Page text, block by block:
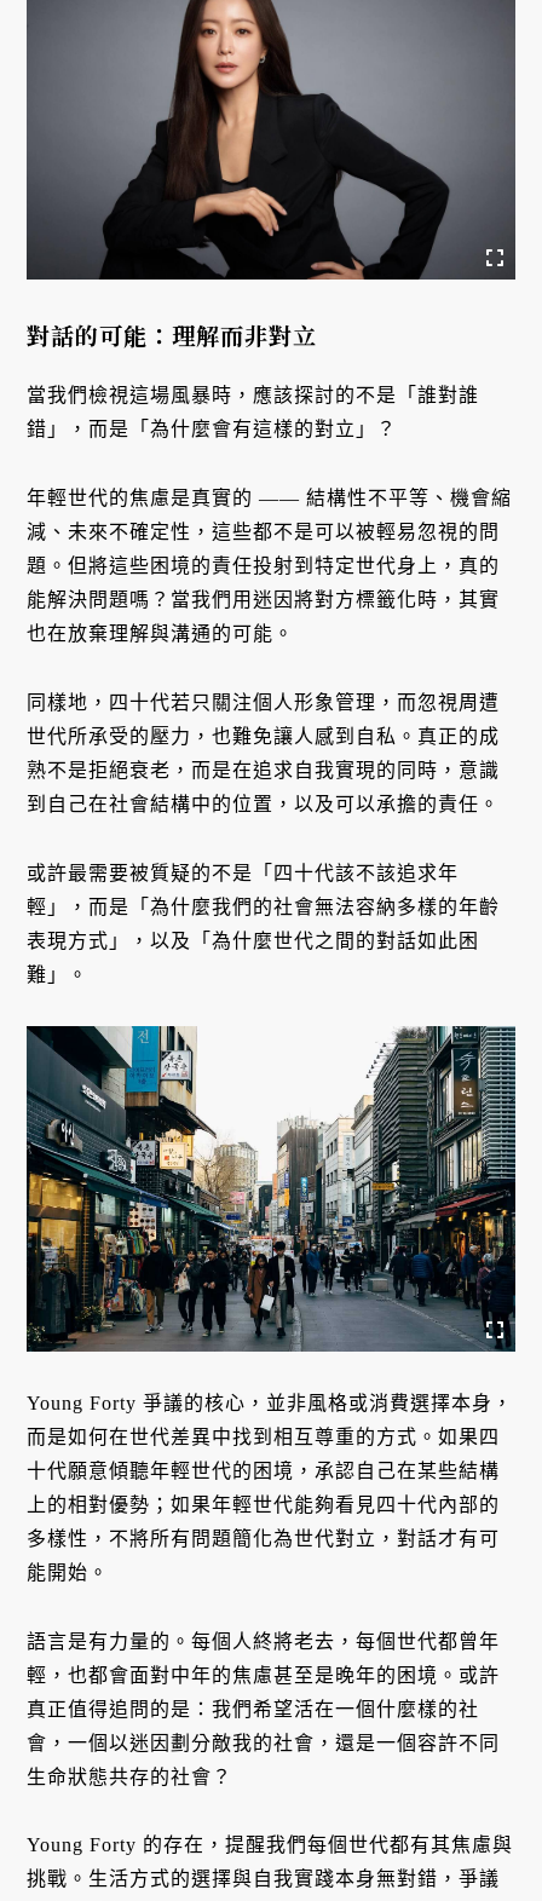
對話的可能：理解而非對立
當我們檢視這場風暴時，應該探討的不是「誰對誰
錯」，而是「為什麼會有這樣的對立」？
年輕世代的焦慮是真實的 —— 結構性不平等、機會縮
減、未來不確定性，這些都不是可以被輕易忽視的問
題。但將這些困境的責任投射到特定世代身上，真的
能解決問題嗎？當我們用迷因將對方標籤化時，其實
也在放棄理解與溝通的可能。
同樣地，四十代若只關注個人形象管理，而忽視周遭
世代所承受的壓力，也難免讓人感到自私。真正的成
熟不是拒絕衰老，而是在追求自我實現的同時，意識
到自己在社會結構中的位置，以及可以承擔的責任。
或許最需要被質疑的不是「四十代該不該追求年
輕」，而是「為什麼我們的社會無法容納多樣的年齡
表現方式」，以及「為什麼世代之間的對話如此困
難」。
Young Forty 爭議的核心，並非風格或消費選擇本身，
而是如何在世代差異中找到相互尊重的方式。如果四
十代願意傾聽年輕世代的困境，承認自己在某些結構
上的相對優勢；如果年輕世代能夠看見四十代內部的
多樣性，不將所有問題簡化為世代對立，對話才有可
能開始。
語言是有力量的。每個人終將老去，每個世代都曾年
輕，也都會面對中年的焦慮甚至是晚年的困境。或許
真正值得追問的是：我們希望活在一個什麼樣的社
會，一個以迷因劃分敵我的社會，還是一個容許不同
生命狀態共存的社會？
Young Forty 的存在，提醒我們每個世代都有其焦慮與
挑戰。生活方式的選擇與自我實踐本身無對錯，爭議